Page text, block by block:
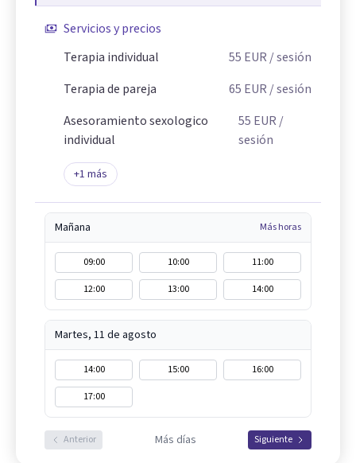
Servicios y precios
Terapia individual
55 EUR / sesión
Terapia de pareja
65 EUR / sesión
Asesoramiento sexologico
individual
55 EUR /
sesión
+1 más
Mañana Más horas
09:00 10:00
11:00
12:00
13:00 14:00
Martes, 11 de agosto
14:00 15:00
16:00
17:00
Anterior Más días Siguiente